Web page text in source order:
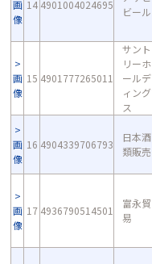
画
像
14 4901004024695
ビール
画
像
15 4901777265011
サント
リーホ
ールデ
ィング
ス
画
像
16 4904339706793
日本酒
類販売
画
像
17 4936790514501
富永貿
易